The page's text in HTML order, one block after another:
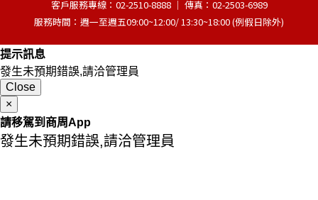
客戶服務專線：02-2510-8888 │ 傳真：02-2503-6989
服務時間：週一至週五09:00~12:00/ 13:30~18:00 (例假日除外)
提示訊息
發生未預期錯誤,請洽管理員
Close
×
請移駕到商周App
發生未預期錯誤,請洽管理員